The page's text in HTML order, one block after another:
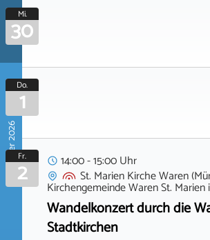
Mi.
30
Oktober 2026
Do.
1
Fr.
2
14:00 - 15:00 Uhr
St. Marien Kirche Waren
Kirchengemeinde Waren St. Marien
Wandelkonzert durch die
Stadtkirchen